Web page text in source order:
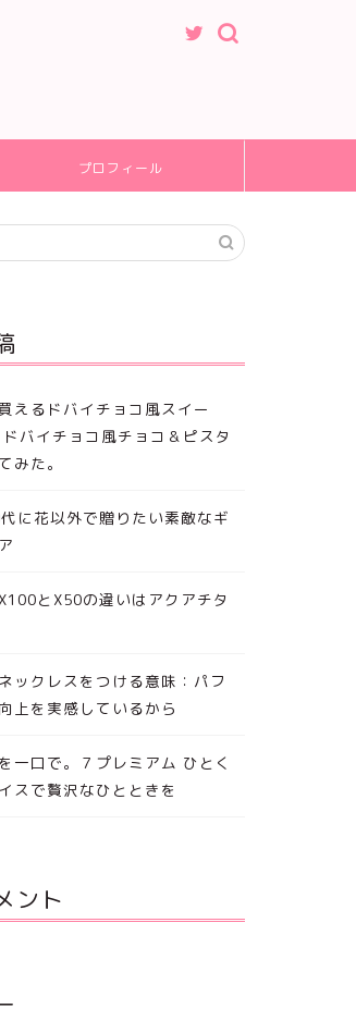
プロフィール
えるドバイチョコ風スイー
バイチョコ風チョコ＆ピスタ
みた。
に花以外で贈りたい素敵なギ
とX50の違いはアクアチタ
ックレスをつける意味：パフ
上を実感しているから
一口で。７プレミアム ひとく
スで贅沢なひとときを
ント